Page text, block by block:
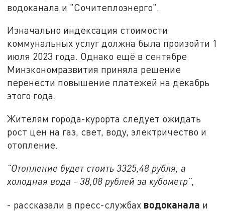
водоканала и "Сочитеплоэнерго".
Изначально индексация стоимости
коммунальных услуг должна была произойти 1
июля 2023 года. Однако ещё в сентябре
Минэкономразвития приняла решение
перенести повышение платежей на декабрь
этого года.
Жителям города-курорта следует ожидать
рост цен на газ, свет, воду, электричество и
отопление.
"Отопление будет стоить 3325,48 рубля, а
холодная вода - 38,08 рублей за кубометр",
- рассказали в пресс-службах водоканала и